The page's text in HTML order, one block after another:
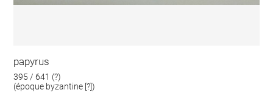
papyrus
395 / 641 (?)
(époque byzantine [?])